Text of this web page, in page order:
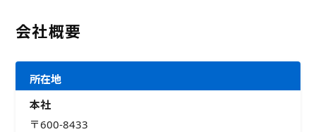
会社概要
所在地
本社
〒600-8433